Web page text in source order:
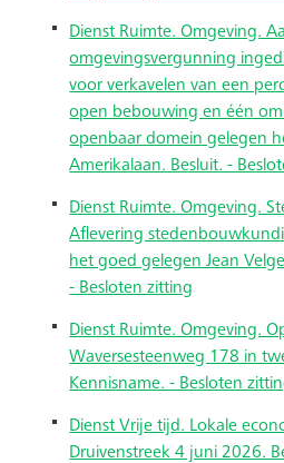
Dienst Ruimte. Omgeving.
omgevingsvergunning
voor verkavelen van een
open bebouwing en één
openbaar domein gelegen
Amerikalaan. Besluit. -
Dienst Ruimte. Omgeving.
Aflevering
het goed gelegen Jean
- Besloten zitting
Dienst Ruimte. Omgeving.
Waversesteenweg 178 in
Kennisname. - Besloten
Dienst Vrije tijd. Lokale
Druivenstreek 4 juni 2026.